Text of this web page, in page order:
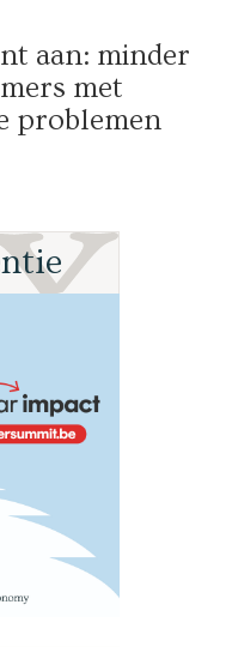
aan: minder
met
problemen